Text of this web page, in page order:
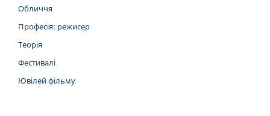
Обличчя
Професія: режисер
Теорія
Фестивалі
Ювілей фільму